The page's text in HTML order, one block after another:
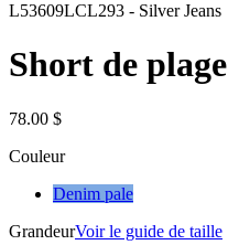
L53609LCL293 - Silver Jeans
Short de plage
78.00 $
Couleur
Denim pale
GrandeurVoir le guide de taille